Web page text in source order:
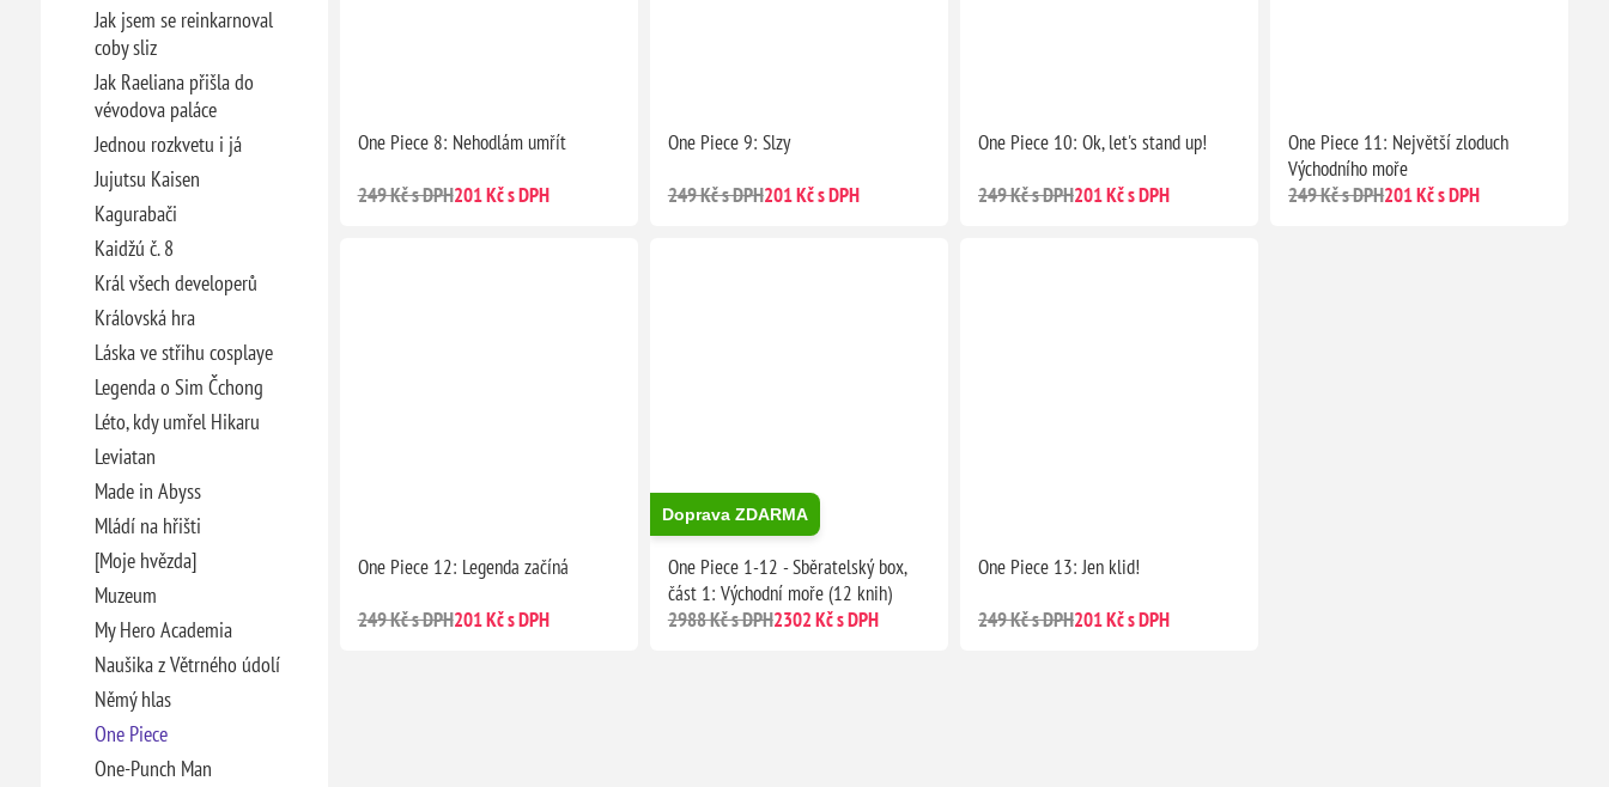
Jak jsem se reinkarnoval
coby sliz
Jak Raeliana přišla do
vévodova paláce
Jednou rozkvetu i já
Jujutsu Kaisen
Kagurabači
Kaidžú č. 8
Král všech developerů
Královská hra
Láska ve střihu cosplaye
Legenda o Sim Čchong
Léto, kdy umřel Hikaru
Leviatan
Made in Abyss
Mládí na hřišti
[Moje hvězda]
Muzeum
My Hero Academia
Naušika z Větrného údolí
Němý hlas
One Piece
One-Punch Man
One Piece 8: Nehodlám umřít
249 Kč s DPH201 Kč s DPH
One Piece 9: Slzy
249 Kč s DPH201 Kč s DPH
One Piece 10: Ok, let's stand up!
249 Kč s DPH201 Kč s DPH
One Piece 11: Největší zloduch
Východního moře
249 Kč s DPH201 Kč s DPH
One Piece 12: Legenda začíná
249 Kč s DPH201 Kč s DPH
Doprava ZDARMA
One Piece 1-12 - Sběratelský box,
část 1: Východní moře (12 knih)
2988 Kč s DPH2302 Kč s DPH
One Piece 13: Jen klid!
249 Kč s DPH201 Kč s DPH